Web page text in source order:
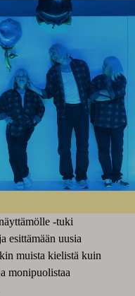
-tuki
esittämään uusia
muista kielistä kuin
monipuolistaa